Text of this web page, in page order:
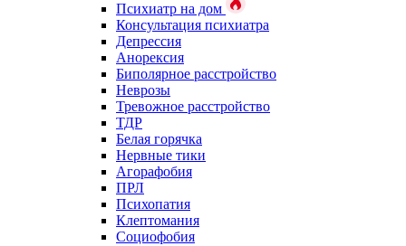
Психиатр на дом
Консультация психиатра
Депрессия
Анорексия
Биполярное расстройство
Неврозы
Тревожное расстройство
ТДР
Белая горячка
Нервные тики
Агорафобия
ПРЛ
Психопатия
Клептомания
Социофобия